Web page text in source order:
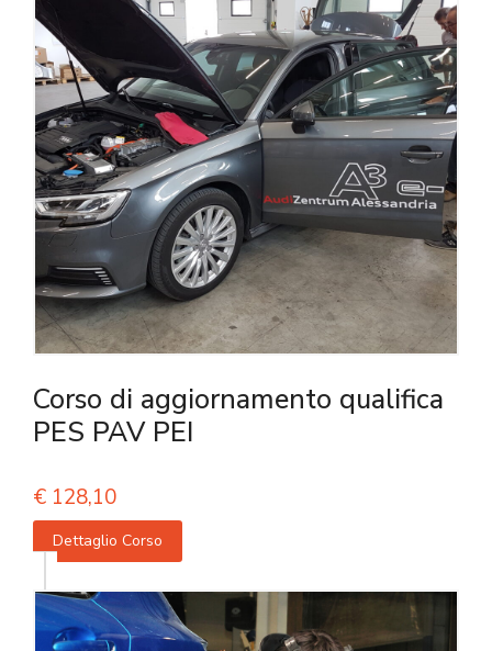
Corso di aggiornamento qualifica
PES PAV PEI
€ 128,10
Dettaglio Corso